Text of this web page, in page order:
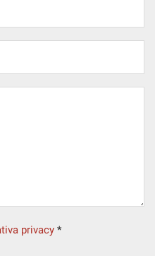
privacy *